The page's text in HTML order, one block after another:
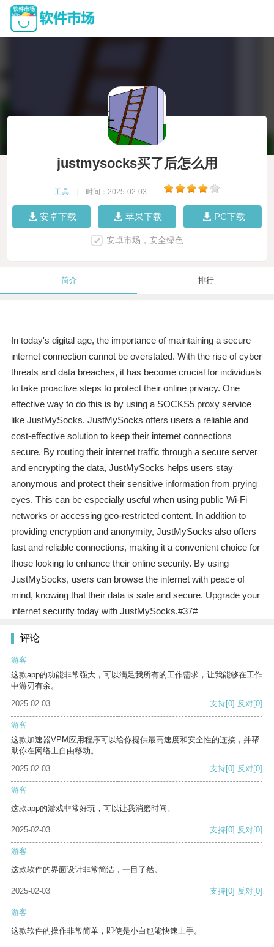
justmysocks买了后怎么用
工具 时间：2025-02-03
安卓下载 苹果下载 PC下载
安卓市场，安全绿色
简介 排行
In today's digital age, the importance of maintaining a secure
internet connection cannot be overstated. With the rise of cyber
threats and data breaches, it has become crucial for individuals
to take proactive steps to protect their online privacy. One
effective way to do this is by using a SOCKS5 proxy service
like JustMySocks. JustMySocks offers users a reliable and
cost-effective solution to keep their internet connections
secure. By routing their internet traffic through a secure server
and encrypting the data, JustMySocks helps users stay
anonymous and protect their sensitive information from prying
eyes. This can be especially useful when using public Wi-Fi
networks or accessing geo-restricted content. In addition to
providing encryption and anonymity, JustMySocks also offers
fast and reliable connections, making it a convenient choice for
those looking to enhance their online security. By using
JustMySocks, users can browse the internet with peace of
mind, knowing that their data is safe and secure. Upgrade your
internet security today with JustMySocks.#37#
评论
游客
这款app的功能非常强大，可以满足我所有的工作需求，让我能够在工作
中游刃有余。
2025-02-03
支持[0] 反对[0]
游客
这款加速器VPM应用程序可以给你提供最高速度和安全性的连接，并帮
助你在网络上自由移动。
2025-02-03
支持[0] 反对[0]
游客
这款app的游戏非常好玩，可以让我消磨时间。
2025-02-03 支持[0] 反对[0]
游客
这款软件的界面设计非常简洁，一目了然。
2025-02-03 支持[0] 反对[0]
游客
这款软件的操作非常简单，即使是小白也能快速上手。